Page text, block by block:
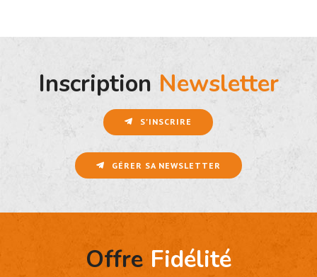
S'INSCRIRE
GÉRER SA NEWSLETTER
Inscription Newsletter
Offre Fidélité